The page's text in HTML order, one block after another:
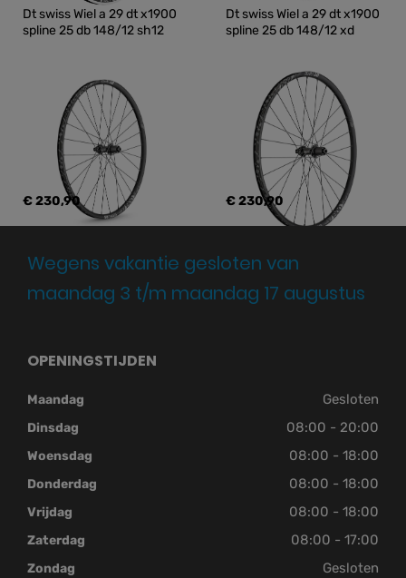
Dt swiss Wiel a 29 dt x1900
spline 25 db 148/12 sh12
€ 230,90
Dt swiss Wiel a 29 dt x1900
spline 25 db 148/12 xd
€ 230,90
Wegens vakantie gesloten van
maandag 3 t/m maandag 17 augustus
OPENINGSTIJDEN
Maandag Gesloten
Dinsdag 08:00 - 20:00
Woensdag 08:00 - 18:00
Donderdag 08:00 - 18:00
Vrijdag 08:00 - 18:00
Zaterdag 08:00 - 17:00
Zondag Gesloten